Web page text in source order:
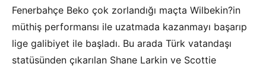
Fenerbahçe Beko çok zorlandığı maçta Wilbekin?in
müthiş performansı ile uzatmada kazanmayı başarıp
lige galibiyet ile başladı. Bu arada Türk vatandaşı
statüsünden çıkarılan Shane Larkin ve Scottie